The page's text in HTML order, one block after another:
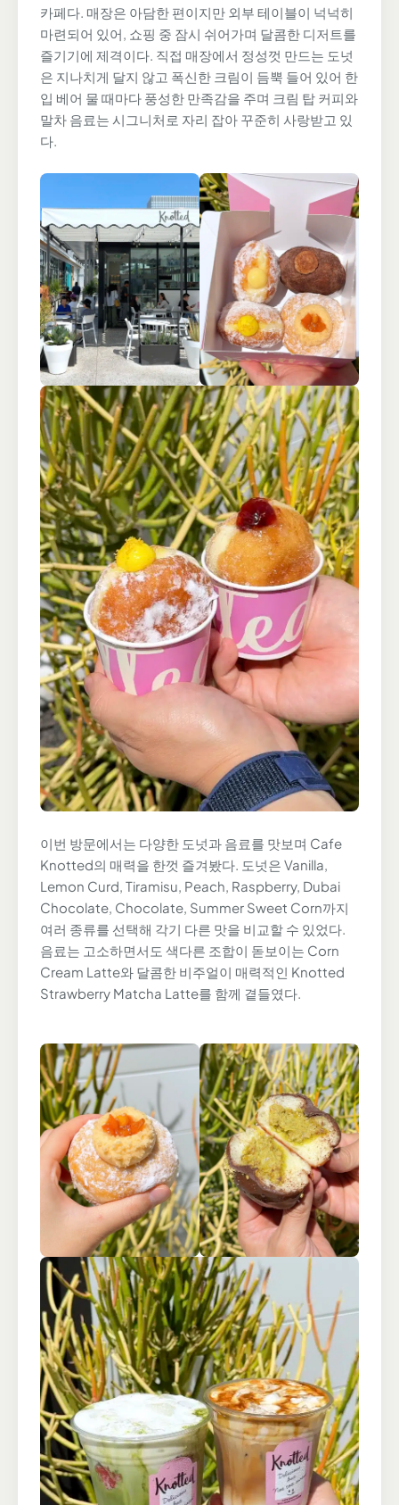
카페다. 매장은 아담한 편이지만 외부 테이블이 넉넉히
마련되어 있어, 쇼핑 중 잠시 쉬어가며 달콤한 디저트를
즐기기에 제격이다. 직접 매장에서 정성껏 만드는 도넛
은 지나치게 달지 않고 폭신한 크림이 듬뿍 들어 있어 한
입 베어 물 때마다 풍성한 만족감을 주며 크림 탑 커피와
말차 음료는 시그니처로 자리 잡아 꾸준히 사랑받고 있
다.
이번 방문에서는 다양한 도넛과 음료를 맛보며 Cafe
Knotted의 매력을 한껏 즐겨봤다. 도넛은 Vanilla,
Lemon Curd, Tiramisu, Peach, Raspberry, Dubai
Chocolate, Chocolate, Summer Sweet Corn까지
여러 종류를 선택해 각기 다른 맛을 비교할 수 있었다.
음료는 고소하면서도 색다른 조합이 돋보이는 Corn
Cream Latte와 달콤한 비주얼이 매력적인 Knotted
Strawberry Matcha Latte를 함께 곁들였다.